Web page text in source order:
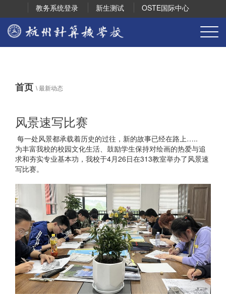
教务系统登录 新生测试 OSTE国际中心
首页 \最新动态
风景速写比赛
每一处风景都承载着历史的过往，新的故事已经在路上…..
为丰富我校的校园文化生活、鼓励学生保持对绘画的热爱与追
求和夯实专业基本功，我校于4月26日在313教室举办了风景速
写比赛。